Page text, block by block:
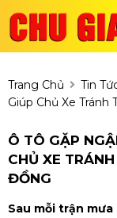
Trang Chủ Tin
Giúp Chủ Xe
Ô TÔ GẶP
CHỦ XE
ĐỒNG
Sau mỗi trận